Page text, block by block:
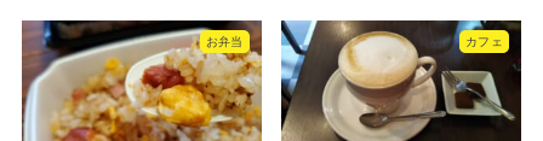
お弁当 カフェ